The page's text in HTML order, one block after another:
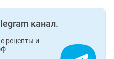
канал.
рецепты и